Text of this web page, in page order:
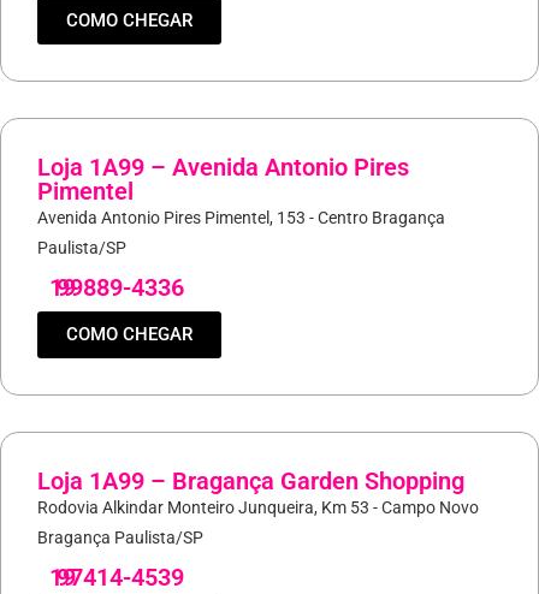
COMO CHEGAR
Loja 1A99 – Avenida Antonio Pires
Pimentel
Avenida Antonio Pires Pimentel, 153 - Centro Bragança
Paulista/SP
19
99889-4336
COMO CHEGAR
Loja 1A99 – Bragança Garden Shopping
Rodovia Alkindar Monteiro Junqueira, Km 53 - Campo Novo
Bragança Paulista/SP
19
97414-4539